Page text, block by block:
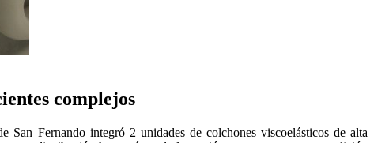
complejos
Fernando integró 2 unidades de colchones viscoelásticos de alta